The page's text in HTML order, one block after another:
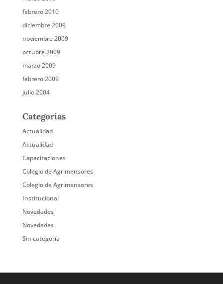
febrero 2010
diciembre 2009
noviembre 2009
octubre 2009
marzo 2009
febrero 2009
julio 2004
Categorías
Actualidad
Actualidad
Capacitaciones
Colegio de Agrimensores
Colegio de Agrimensores
Institucional
Novedades
Novedades
Sin categoría